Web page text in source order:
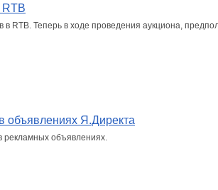
RTB
RTB. Теперь в ходе проведения аукциона,
объявлениях Я.Директа
рекламных объявлениях.